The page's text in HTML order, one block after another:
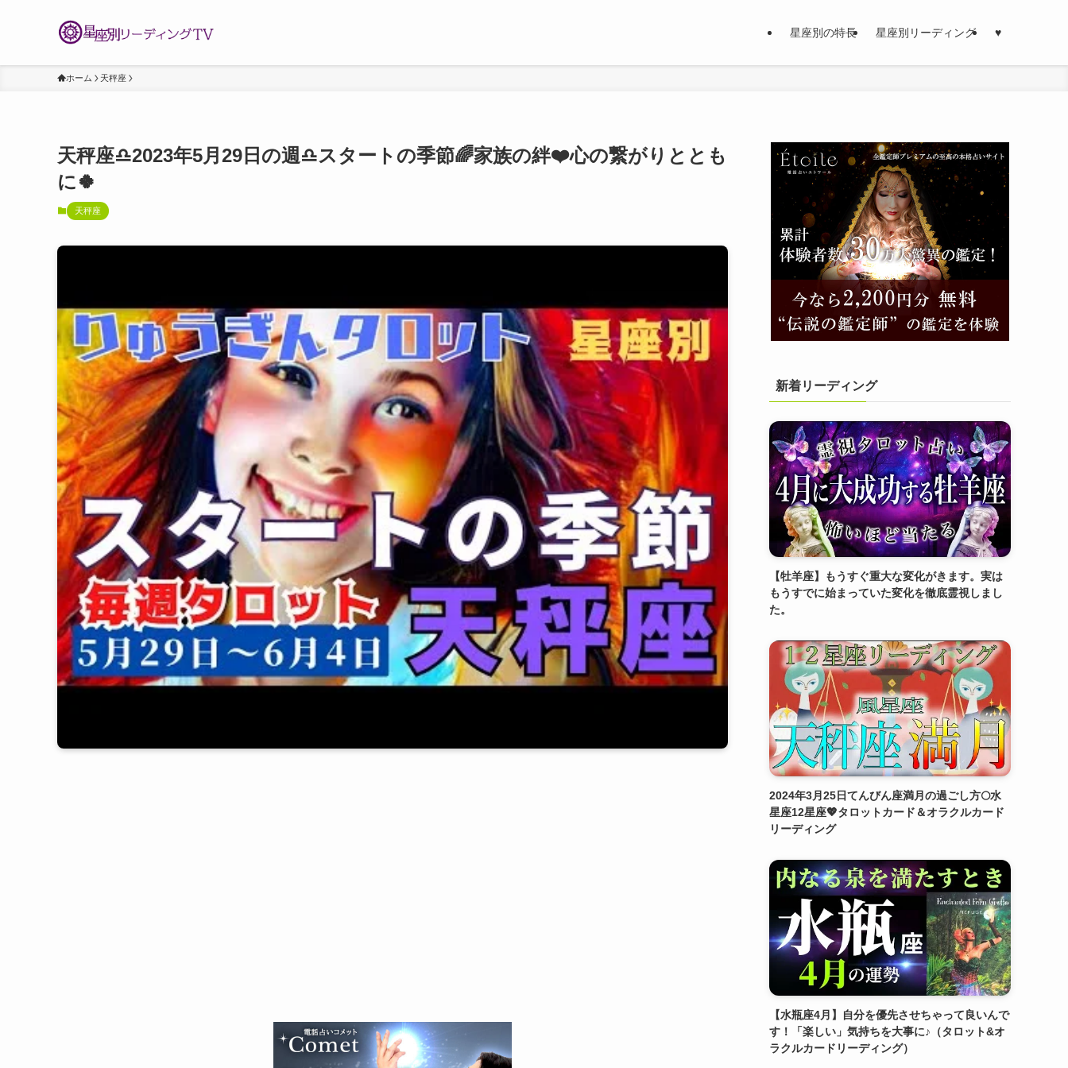
星座別の特長 星座別リーディング ♥
ホーム 天秤座
天秤座♎️2023年5月29日の週♎️スタートの季節🌈家族の絆❤️心の繋がりととも
に🍀
天秤座
新着リーディング
【牡羊座】もうすぐ重大な変化がきます。実は
もうすでに始まっていた変化を徹底霊視しまし
た。
2024年3月25日てんびん座満月の過ごし方🌕水
星座12星座💖タロットカード＆オラクルカード
リーディング
【水瓶座4月】自分を優先させちゃって良いんで
す！「楽しい」気持ちを大事に♪（タロット&オ
ラクルカードリーディング）